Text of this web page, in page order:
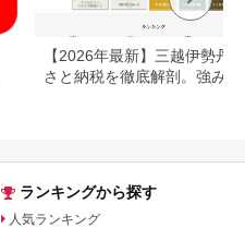
【2026年最新】三越伊勢丹
さと納税を徹底解剖。強みと
ランキングから探す
人気ランキング